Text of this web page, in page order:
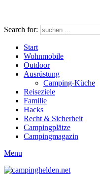
Search for:
Start
Wohnmobile
Outdoor
Ausrüstung
Camping-Küche
Reiseziele
Familie
Hacks
Recht & Sicherheit
Campingplätze
Campingmagazin
Menu